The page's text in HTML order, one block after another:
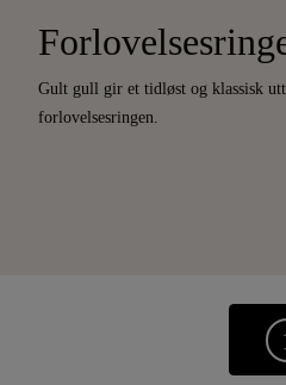
Gult gull gir et tidløst og klassisk
forlovelsesringen.